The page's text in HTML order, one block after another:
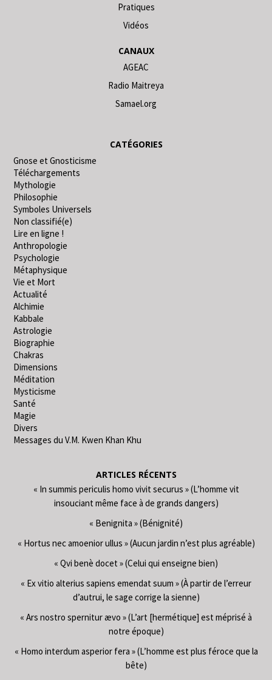
Pratiques
Vidéos
CANAUX
AGEAC
Radio Maitreya
Samael.org
CATÉGORIES
Gnose et Gnosticisme
Téléchargements
Mythologie
Philosophie
Symboles Universels
Non classifié(e)
Lire en ligne !
Anthropologie
Psychologie
Métaphysique
Vie et Mort
Actualité
Alchimie
Kabbale
Astrologie
Biographie
Chakras
Dimensions
Méditation
Mysticisme
Santé
Magie
Divers
Messages du V.M. Kwen Khan Khu
ARTICLES RÉCENTS
« In summis periculis homo vivit securus » (L’homme vit
insouciant même face à de grands dangers)
« Benignita » (Bénignité)
« Hortus nec amoenior ullus » (Aucun jardin n’est plus agréable)
« Qvi benè docet » (Celui qui enseigne bien)
« Ex vitio alterius sapiens emendat suum » (À partir de l’erreur
d’autrui, le sage corrige la sienne)
« Ars nostro spernitur ævo » (L’art [hermétique] est méprisé à
notre époque)
« Homo interdum asperior fera » (L’homme est plus féroce que la
bête)